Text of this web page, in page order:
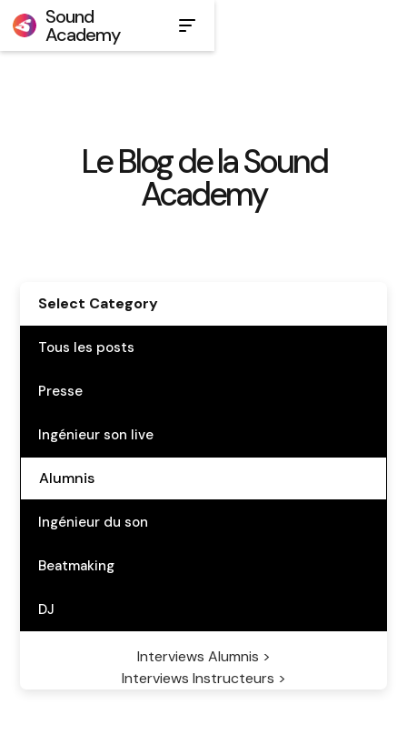
Sound
Academy
Le Blog de la Sound
Academy
Select Category
Tous les posts
Presse
Ingénieur son live
Alumnis
Ingénieur du son
Beatmaking
DJ
Interviews Alumnis >
Interviews Instructeurs >